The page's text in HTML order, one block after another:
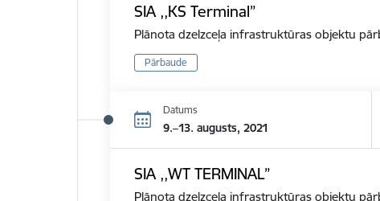
SIA ,,KS Terminal”
Plānota dzelzceļa infrastruktūras objektu
Pārbaude
Datums
9.–13. augusts, 2021
SIA ,,WT TERMINAL”
Plānota dzelzceļa infrastruktūras objektu